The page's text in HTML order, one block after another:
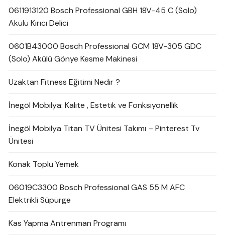
0611913120 Bosch Professional GBH 18V-45 C (Solo)
Akülü Kırıcı Delici
0601B43000 Bosch Professional GCM 18V-305 GDC
(Solo) Akülü Gönye Kesme Makinesi
Uzaktan Fitness Eğitimi Nedir ?
İnegöl Mobilya: Kalite , Estetik ve Fonksiyonellik
İnegöl Mobilya Titan TV Ünitesi Takımı – Pinterest Tv
Ünitesi
Konak Toplu Yemek
06019C3300 Bosch Professional GAS 55 M AFC
Elektrikli Süpürge
Kas Yapma Antrenman Programı